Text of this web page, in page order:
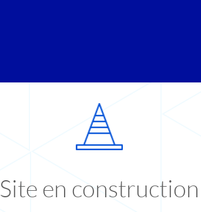
Site en construction